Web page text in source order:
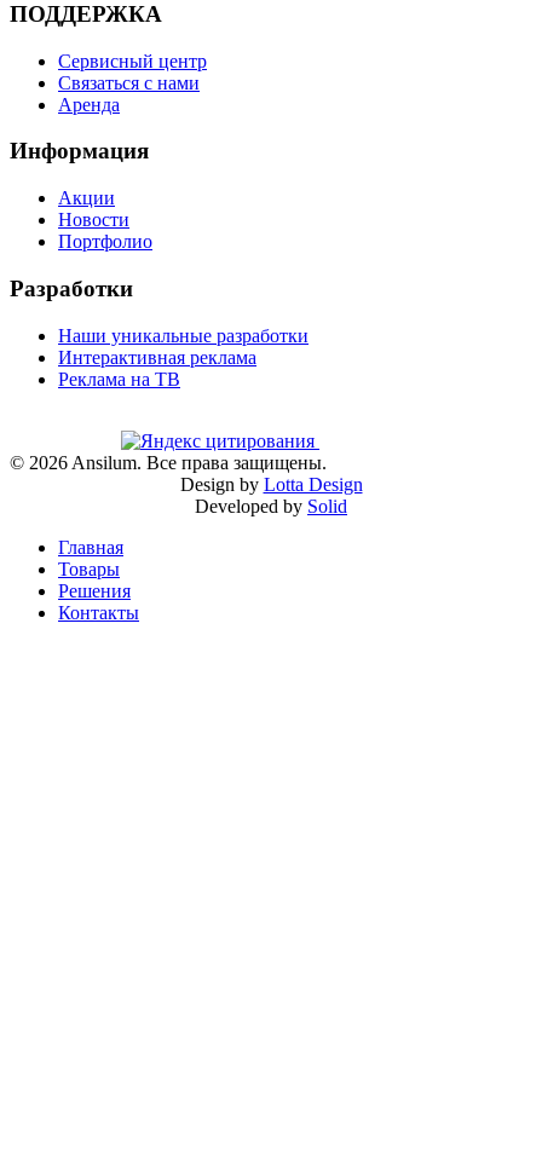
ПОДДЕРЖКА
Сервисный центр
Связаться с нами
Аренда
Информация
Акции
Новости
Портфолио
Разработки
Наши уникальные разработки
Интерактивная реклама
Реклама на ТВ
© 2026 Ansilum. Все права защищены.
Design by Lotta Design
Developed by Solid
Главная
Товары
Решения
Контакты